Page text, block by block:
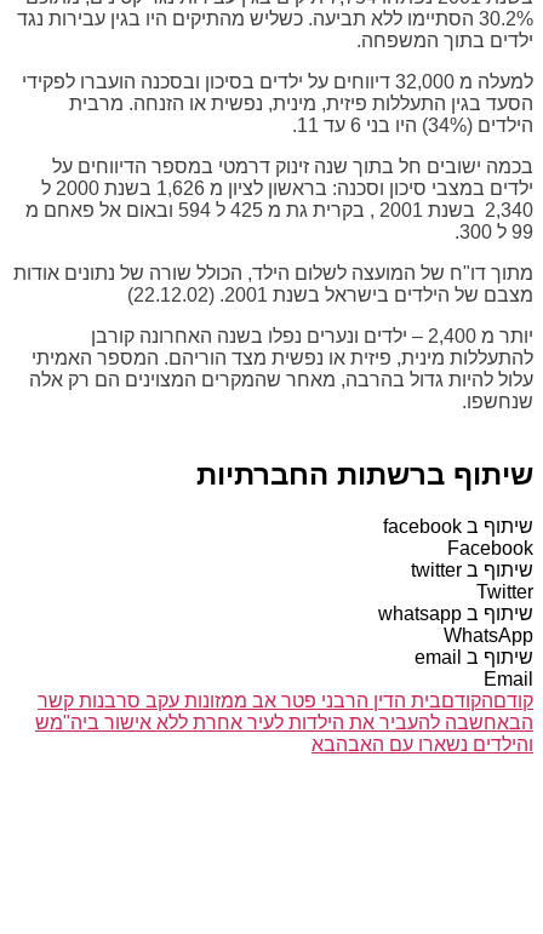
30.2% הסתיימו ללא תביעה. כשליש מהתיקים היו בגין עבירות נגד
ילדים בתוך המשפחה.
למעלה מ 32,000 דיווחים על ילדים בסיכון ובסכנה הועברו לפקידי
הסעד בגין התעללות פיזית, מינית, נפשית או הזנחה. מרבית
הילדים (34%) היו בני 6 עד 11.
בכמה ישובים חל בתוך שנה זינוק דרמטי במספר הדיווחים על
ילדים במצבי סיכון וסכנה: בראשון לציון מ 1,626 בשנת 2000 ל
2,340 בשנת 2001 , בקרית גת מ 425 ל 594 ובאום אל פאחם מ
99 ל 300.
מתוך דו"ח של המועצה לשלום הילד, הכולל שורה של נתונים אודות
מצבם של הילדים בישראל בשנת 2001. (22.12.02)
יותר מ 2,400 – ילדים ונערים נפלו בשנה האחרונה קורבן
להתעללות מינית, פיזית או נפשית מצד הוריהם. המספר האמיתי
עלול להיות גדול בהרבה, מאחר שהמקרים המצוינים הם רק אלה
שנחשפו.
שיתוף ברשתות החברתיות
שיתוף ב facebook
Facebook
שיתוף ב twitter
Twitter
שיתוף ב whatsapp
WhatsApp
שיתוף ב email
Email
קודםהקודםבית הדין הרבני פטר אב ממזונות עקב סרבנות קשר
הבאחשבה להעביר את הילדות לעיר אחרת ללא אישור ביה"מש
והילדים נשארו עם האבהבא